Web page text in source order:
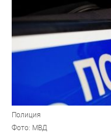
Полиция
Фото: МВД